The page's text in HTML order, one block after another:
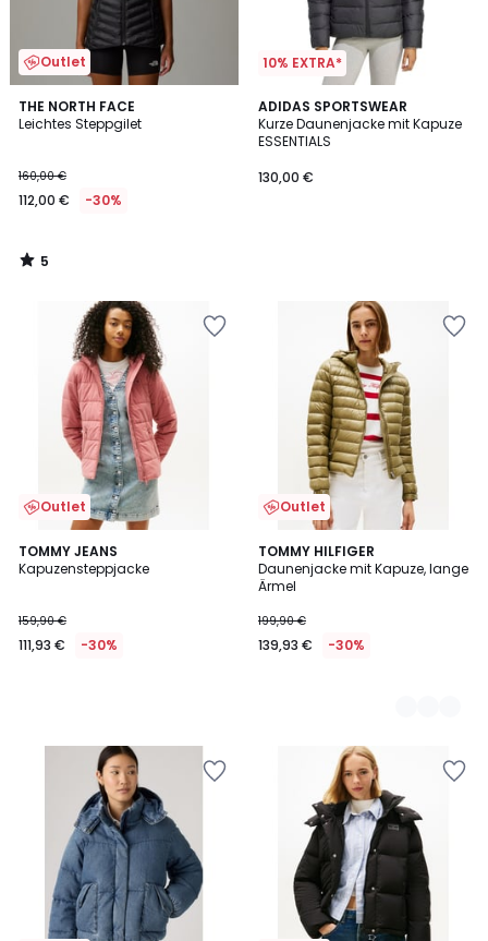
Outlet
THE NORTH FACE
Leichtes Steppgilet
160,00 €
112,00 € -30%
5
/
5
/
10% EXTRA*
ADIDAS SPORTSWEAR
Kurze Daunenjacke mit Kapuze
ESSENTIALS
130,00 €
Outlet
TOMMY JEANS
Kapuzensteppjacke
159,90 €
111,93 € -30%
Outlet
TOMMY HILFIGER
Daunenjacke mit Kapuze, lange
Ärmel
199,90 €
139,93 € -30%
2
Farben